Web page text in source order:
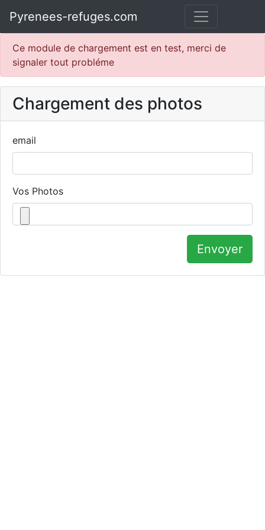
Pyrenees-refuges.com
Ce module de chargement est en test, merci de
signaler tout probléme
Chargement des photos
email
Vos Photos
Envoyer